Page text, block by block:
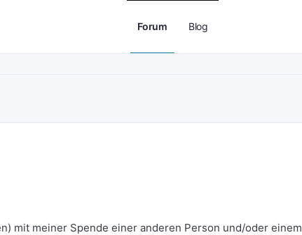
Forum Blog
mit meiner Spende einer anderen Person und/oder einem